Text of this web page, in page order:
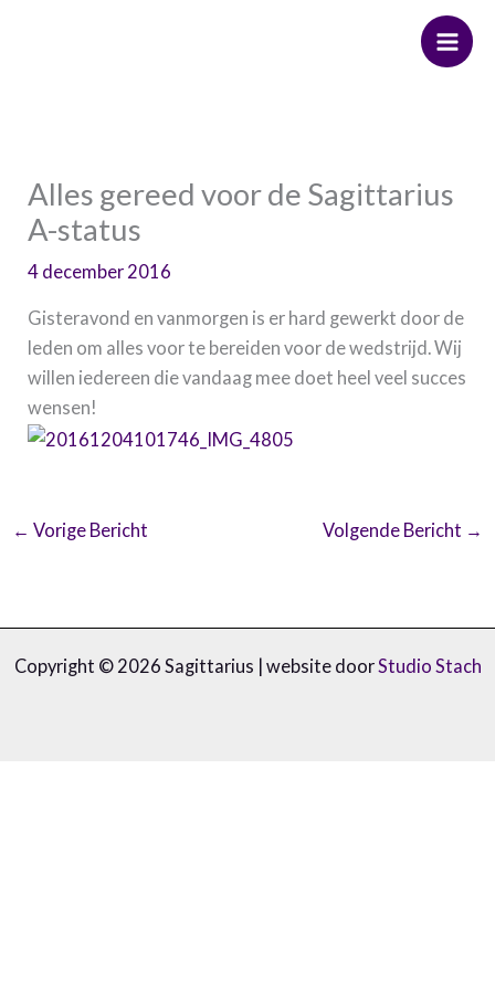
Alles gereed voor de Sagittarius
A-status
4 december 2016
Gisteravond en vanmorgen is er hard gewerkt door de
leden om alles voor te bereiden voor de wedstrijd. Wij
willen iedereen die vandaag mee doet heel veel succes
wensen!
← Vorige Bericht Volgende Bericht →
Copyright © 2026 Sagittarius | website doorStudio Stach